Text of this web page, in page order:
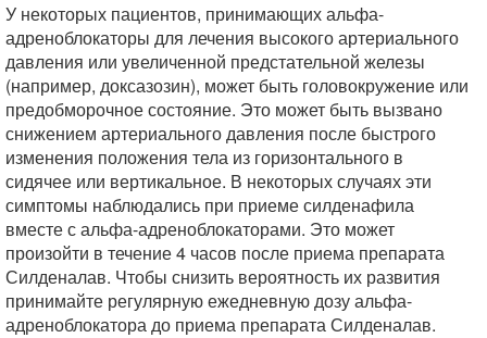
У некоторых пациентов, принимающих альфа-
адреноблокаторы для лечения высокого артериального
давления или увеличенной предстательной железы
(например, доксазозин), может быть головокружение или
предобморочное состояние. Это может быть вызвано
снижением артериального давления после быстрого
изменения положения тела из горизонтального в
сидячее или вертикальное. В некоторых случаях эти
симптомы наблюдались при приеме силденафила
вместе с альфа-адреноблокаторами. Это может
произойти в течение 4 часов после приема препарата
Силденалав. Чтобы снизить вероятность их развития
принимайте регулярную ежедневную дозу альфа-
адреноблокатора до приема препарата Силденалав.